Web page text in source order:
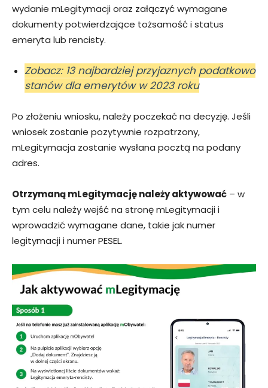
wydanie mLegitymacji oraz załączyć wymagane
dokumenty potwierdzające tożsamość i status
emeryta lub rencisty.
Zobacz: 13 najbardziej przyjaznych podatkowo
stanów dla emerytów w 2023 roku
Po złożeniu wniosku, należy poczekać na decyzję. Jeśli
wniosek zostanie pozytywnie rozpatrzony,
mLegitymacja zostanie wysłana pocztą na podany
adres.
Otrzymaną mLegitymację należy aktywować – w
tym celu należy wejść na stronę mLegitymacji i
wprowadzić wymagane dane, takie jak numer
legitymacji i numer PESEL.